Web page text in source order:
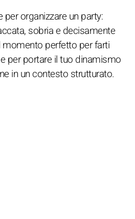
per organizzare un party:
sobria e decisamente
momento perfetto per farti
per portare il tuo dinamismo
in un contesto strutturato.